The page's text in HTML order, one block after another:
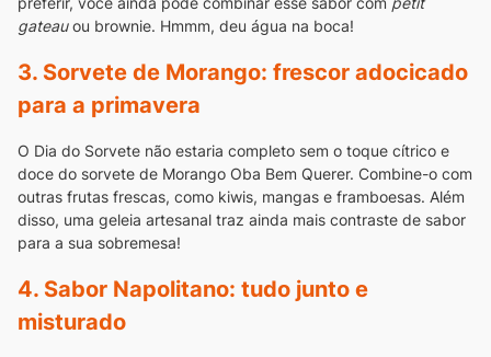
gateauou brownie. Hmmm, deu água na boca!
3. Sorvete de Morango: frescor adocicado
para a primavera
O Dia do Sorvete não estaria completo sem o toque cítrico e
doce do sorvete de Morango Oba Bem Querer. Combine-o com
outras frutas frescas, como kiwis, mangas e framboesas. Além
disso, uma geleia artesanal traz ainda mais contraste de sabor
para a sua sobremesa!
4. Sabor Napolitano: tudo junto e
misturado